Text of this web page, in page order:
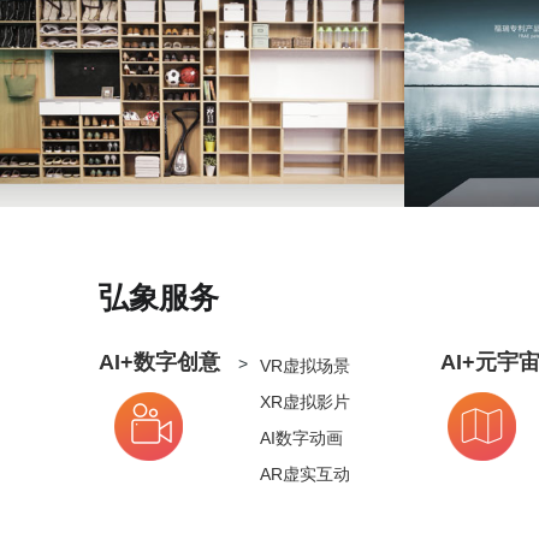
弘象服务
AI+数字创意 >
VR虚拟场景
XR虚拟影片
AI数字动画
AR虚实互动
AI+元宇